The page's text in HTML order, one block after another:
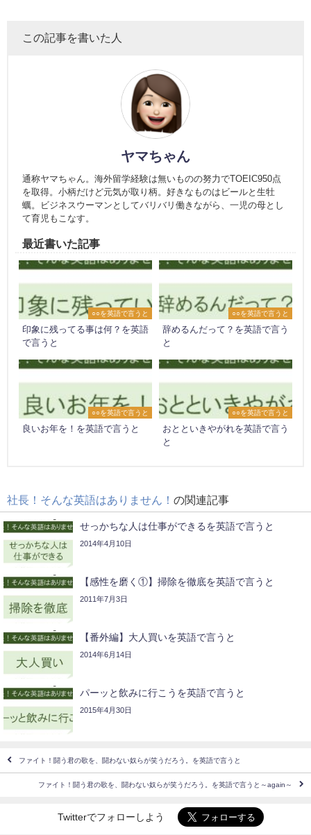
この記事を書いた人
ヤマちゃん
通称ヤマちゃん。海外留学経験は無いものの努力でTOEIC950点
を取得。小柄だけど元気が取り柄。好きなものはビールと生牡
蠣。ビジネスウーマンとしてバリバリ働きながら、一児の母とし
て育児もこなす。
最近書いた記事
○○を英語で言うと
印象に残ってる事は何？を英語
で言うと
○○を英語で言うと
辞めるんだって？を英語で言う
と
○○を英語で言うと
良いお年を！を英語で言うと
○○を英語で言うと
おとといきやがれを英語で言う
と
社長！そんな英語はありません！ の関連記事
せっかちな人は仕事ができるを英語で言うと
2014年4月10日
【感性を磨く①】掃除を徹底を英語で言うと
2011年7月3日
【番外編】大人買いを英語で言うと
2014年6月14日
パーッと飲みに行こうを英語で言うと
2015年4月30日
ファイト！闘う君の歌を、闘わない奴らが笑うだろう。を英語で言うと
ファイト！闘う君の歌を、闘わない奴らが笑うだろう。を英語で言うと～again～
Twitterでフォローしよう